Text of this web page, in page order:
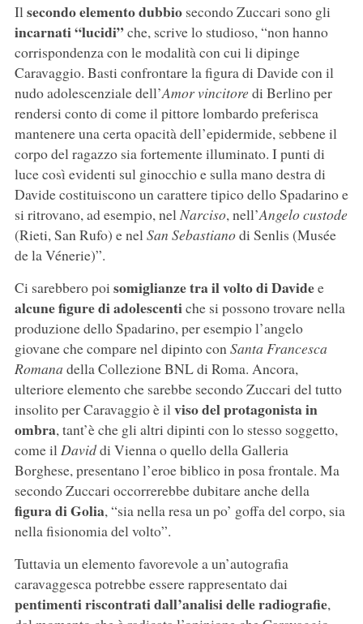
Ilsecondo elemento dubbio secondo Zuccari sono gli
incarnati “lucidi”che, scrive lo studioso, “non hanno
corrispondenza con le modalità con cui li dipinge
Caravaggio. Basti confrontare la figura di Davide con il
nudo adolescenziale dell’Amor vincitoredi Berlino per
rendersi conto di come il pittore lombardo preferisca
mantenere una certa opacità dell’epidermide, sebbene il
corpo del ragazzo sia fortemente illuminato. I punti di
luce così evidenti sul ginocchio e sulla mano destra di
Davide costituiscono un carattere tipico dello Spadarino e
si ritrovano, ad esempio, nelNarciso, nell’Angelo custode
(Rieti, San Rufo) e nelSan Sebastianodi Senlis (Musée
de la Vénerie)”.
Ci sarebbero poi somiglianze tra il volto di Davidee
alcune figure di adolescentiche si possono trovare nella
produzione dello Spadarino, per esempio l’angelo
giovane che compare nel dipinto conSanta Francesca
Romana della Collezione BNL di Roma. Ancora,
ulteriore elemento che sarebbe secondo Zuccari del tutto
insolito per Caravaggio è ilviso del protagonista in
ombra, tant’è che gli altri dipinti con lo stesso soggetto,
come ilDaviddi Vienna o quello della Galleria
Borghese, presentano l’eroe biblico in posa frontale. Ma
secondo Zuccari occorrerebbe dubitare anche della
figura di Golia, “sia nella resa un po’ goffa del corpo, sia
nella fisionomia del volto”.
Tuttavia un elemento favorevole a un’autografia
caravaggesca potrebbe essere rappresentato dai
pentimenti riscontrati dall’analisi delle radiografie,